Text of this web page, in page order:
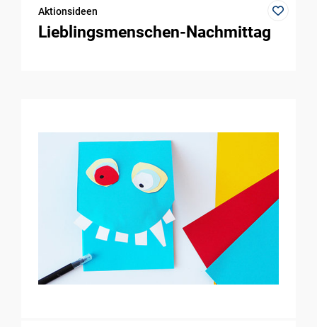
Aktionsideen
Lieblingsmenschen-Nachmittag